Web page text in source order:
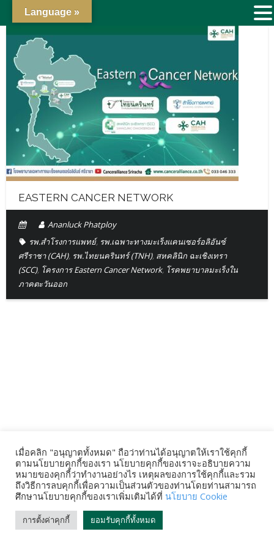
EASTERN CANCER NETWORK
Ananluck Phatploy
รพ.สำโรงการแพทย์, รพ.เฉพาะทางมะเร็งแคนเซอร์อลิอันซ์
ศรีราชา (CAH), รพ.ไทยนครินทร์ (TNH), สหคลินิก ฉะเชิงเทรา
(SCC), โครงการ Eastern Cancer Network, โรคพยาบาลมะเร็งใน
ภาคตะวันออก
เมื่อคลิก "อนุญาตทั้งหมด" ถือว่าท่านได้อนุญาตให้เราใช้คุกกี้
ตามนโยบายคุกกี้ของเรา นโยบายคุกกี้ของเราจะอธิบายความ
หมายของคุกกี้ว่าทำงานอย่างไร เหตุผลของการใช้คุกกี้และรวม
ถึงวิธีการลบคุกกี้เพื่อความเป็นส่วนตัวของท่านโดยท่านสามารถ
ศึกษานโยบายคุกกี้ของเราเพิ่มเติมได้ที่ นโยบาย Cookie
การตั้งค่าคุกกี้ ยอมรับคุกกี้ทั้งหมด
Language »